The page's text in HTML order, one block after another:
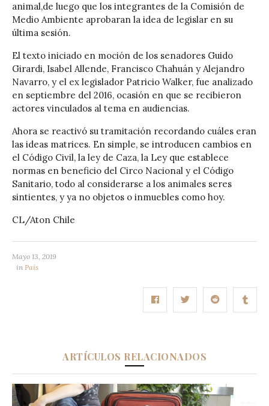
animal,de luego que los integrantes de la Comisión de
Medio Ambiente aprobaran la idea de legislar en su
última sesión.
El texto iniciado en moción de los senadores Guido
Girardi, Isabel Allende, Francisco Chahuán y Alejandro
Navarro, y el ex legislador Patricio Walker, fue analizado
en septiembre del 2016, ocasión en que se recibieron
actores vinculados al tema en audiencias.
Ahora se reactivó su tramitación recordando cuáles eran
las ideas matrices. En simple, se introducen cambios en
el Código Civil, la ley de Caza, la Ley que establece
normas en beneficio del Circo Nacional y el Código
Sanitario, todo al considerarse a los animales seres
sintientes, y ya no objetos o inmuebles como hoy.
CL/Aton Chile
Mayo 13, 2019
in País
ARTÍCULOS RELACIONADOS